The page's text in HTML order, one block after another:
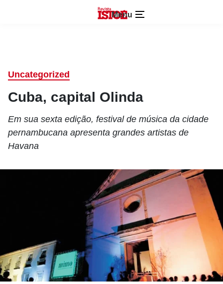
Menu
Uncategorized
Cuba, capital Olinda
Em sua sexta edição, festival de música da cidade
pernambucana apresenta grandes artistas de
Havana